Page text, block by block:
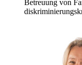
Betreuung von